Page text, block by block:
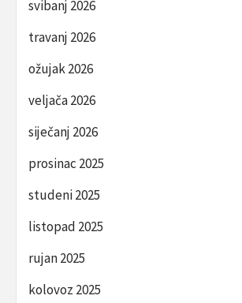
svibanj 2026
travanj 2026
ožujak 2026
veljača 2026
siječanj 2026
prosinac 2025
studeni 2025
listopad 2025
rujan 2025
kolovoz 2025